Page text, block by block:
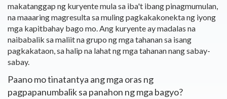
makatanggap ng kuryente mula sa iba't ibang pinagmumulan,
na maaaring magresulta sa muling pagkakakonekta ng iyong
mga kapitbahay bago mo. Ang kuryente ay madalas na
naibabalik sa maliit na grupo ng mga tahanan sa isang
pagkakataon, sa halip na lahat ng mga tahanan nang sabay-
sabay.
Paano mo tinatantya ang mga oras ng
pagpapanumbalik sa panahon ng mga bagyo?